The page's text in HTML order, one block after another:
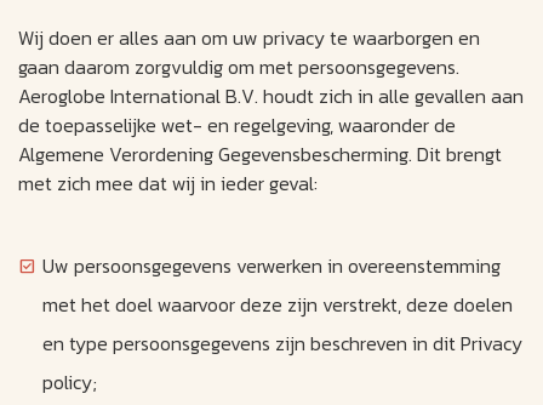
Wij doen er alles aan om uw privacy te waarborgen en
gaan daarom zorgvuldig om met persoonsgegevens.
Aeroglobe International B.V. houdt zich in alle gevallen aan
de toepasselijke wet- en regelgeving, waaronder de
Algemene Verordening Gegevensbescherming. Dit brengt
met zich mee dat wij in ieder geval:
Uw persoonsgegevens verwerken in overeenstemming
met het doel waarvoor deze zijn verstrekt, deze doelen
en type persoonsgegevens zijn beschreven in dit Privacy
policy;